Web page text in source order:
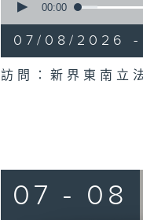
seconds
minutes,
18
secondsVolume
90%
00:00
07/08/2026 -
訪問：新界東南立
07 - 08